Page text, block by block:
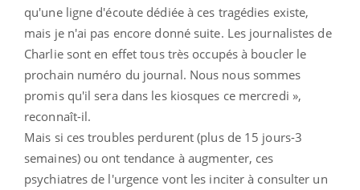
qu'une ligne d'écoute dédiée à ces tragédies existe,
mais je n'ai pas encore donné suite. Les journalistes de
Charlie sont en effet tous très occupés à boucler le
prochain numéro du journal. Nous nous sommes
promis qu'il sera dans les kiosques ce mercredi »,
reconnaît-il.
Mais si ces troubles perdurent (plus de 15 jours-3
semaines) ou ont tendance à augmenter, ces
psychiatres de l'urgence vont les inciter à consulter un